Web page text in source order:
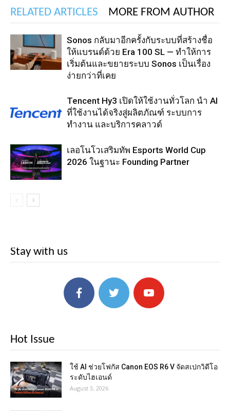
RELATED ARTICLES MORE FROM AUTHOR
Sonos กลับมาอีกครั้งกับระบบที่สร้างชื่อ
ให้แบรนด์ด้วย Era 100 SL — ทำให้การ
เริ่มต้นและขยายระบบ Sonos เป็นเรื่อง
ง่ายกว่าที่เคย
Tencent Hy3 เปิดให้ใช้งานทั่วโลก นำ AI
ที่ใช้งานได้จริงสู่ผลิตภัณฑ์ ระบบการ
ทำงาน และบริการคลาวด์
เลอโนโวเสริมทัพ Esports World Cup
2026 ในฐานะ Founding Partner
Stay with us
Hot Issue
ใช้ AI ช่วยโฟกัส Canon EOS R6 V จัดสเปกวิดีโอ
ระดับไฮเอนด์
August 3, 2026